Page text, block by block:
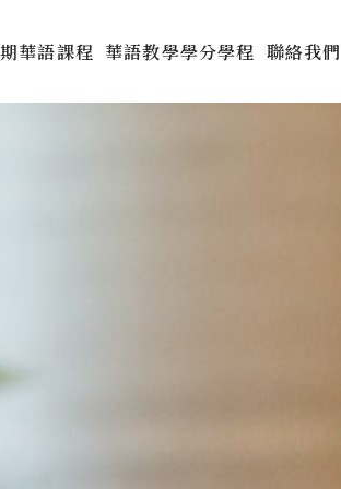
華語課程 華語教學學分學程 聯絡我們